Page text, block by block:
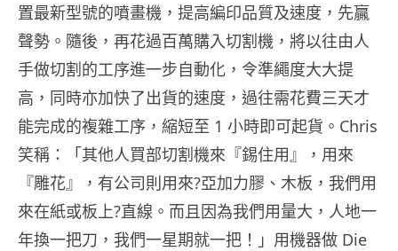
置最新型號的噴畫機，提高編印品質及速度，先贏
聲勢。隨後，再花過百萬購入切割機，將以往由人
手做切割的工序進一步自動化，令準繩度大大提
高，同時亦加快了出貨的速度，過往需花費三天才
能完成的複雜工序，縮短至 1 小時即可起貨。Chris
笑稱：「其他人買部切割機來『錫住用』，用來
『雕花』，有公司則用來?亞加力膠、木板，我們用
來在紙或板上?直線。而且因為我們用量大，人地一
年換一把刀，我們一星期就一把！」用機器做 Die